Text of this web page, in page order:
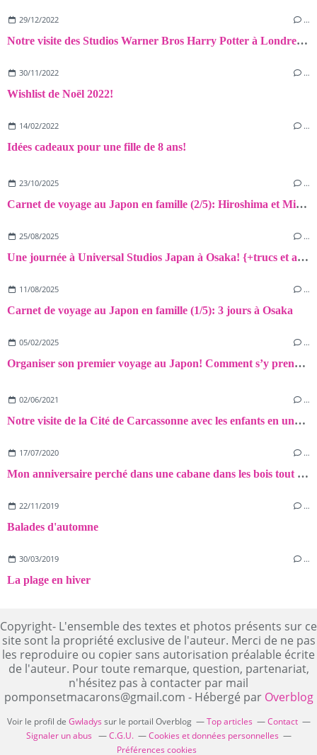
29/12/2022 …
Notre visite des Studios Warner Bros Harry Potter à Londres! {Avis+Astuces}
30/11/2022 …
Wishlist de Noël 2022!
14/02/2022 …
Idées cadeaux pour une fille de 8 ans!
23/10/2025 …
Carnet de voyage au Japon en famille (2/5): Hiroshima et Miyajima
25/08/2025 …
Une journée à Universal Studios Japan à Osaka! {+trucs et astuces}
11/08/2025 …
Carnet de voyage au Japon en famille (1/5): 3 jours à Osaka
05/02/2025 …
Organiser son premier voyage au Japon! Comment s’y prendre? Rétro-planning de mes préparatifs, trucs et astuces!
02/06/2021 …
Notre visite de la Cité de Carcassonne avec les enfants en une journée!
17/07/2020 …
Mon anniversaire perché dans une cabane dans les bois tout près de Carcassonne!
22/11/2019 …
Balades d'automne
30/03/2019 …
La plage en hiver
Copyright- L'ensemble des textes et photos présents sur ce
site sont la propriété exclusive de l'auteur. Merci de ne pas
les reproduire ou copier sans autorisation préalable écrite
de l'auteur. Pour toute remarque, question, partenariat,
n'hésitez pas à contacter par mail
pomponsetmacarons@gmail.com - Hébergé par Overblog
Voir le profil de Gwladys sur le portail Overblog Top articles
Contact
Signaler un abus
C.G.U.
Cookies et données personnelles
Préférences cookies